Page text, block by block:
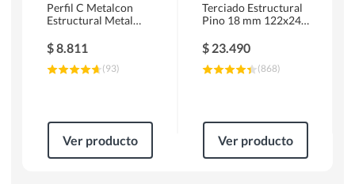
Perfil C Metalcon
Estructural Metal
$8.811
(93)
Ver producto
Terciado Estructural
Pino 18 mm 122x244
$ 23.490
(868)
Ver producto